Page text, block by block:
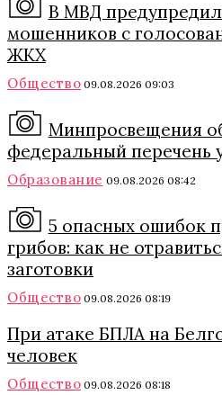
В МВД
мошенников с
ЖКХ
Общество 09.08.2026 09:03
Минпросвещения
федеральный перечень
Образование 09.08.2026 08:42
5 опасных ошибок
грибов: как не
заготовки
Общество 09.08.2026 08:19
При атаке БПЛА на
человек
Общество 09.08.2026 08:18